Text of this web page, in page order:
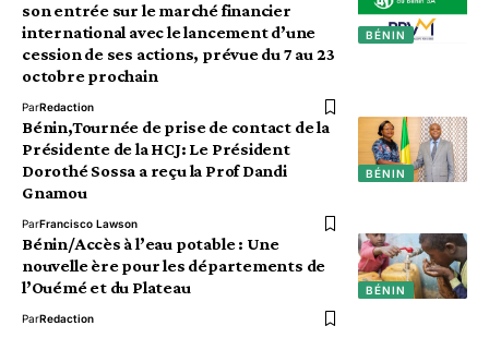
BÉNIN
son entrée sur le marché financier
international avec le lancement d’une
cession de ses actions, prévue du 7 au 23
octobre prochain
ParRedaction
BÉNIN
Bénin,Tournée de prise de contact de la
Présidente de la HCJ: Le Président
Dorothé Sossa a reçu la Prof Dandi
Gnamou
ParFrancisco Lawson
BÉNIN
Bénin/Accès à l’eau potable : Une
nouvelle ère pour les départements de
l’Ouémé et du Plateau
ParRedaction